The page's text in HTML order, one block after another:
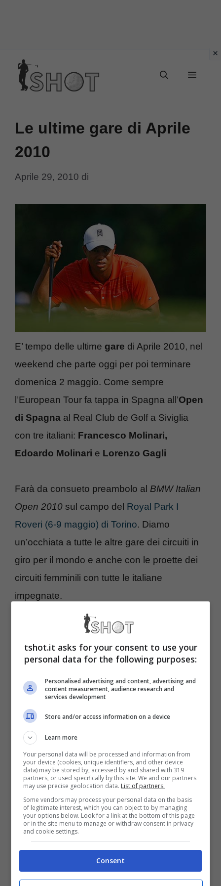
contenuto
Menu
Le ultime gare di Aprile
2010
Aprile 29, 2010 di
E’ tempo delle ultime gare di Aprile 2010, nel
weekend che parte oggi per poi terminare
domenica 2 maggio. Come sempre
l’European Tour fa tappa in Spagna all’Open
di Spagna al Real Club de Golf a Siviglia
con tre italiani: Francesco Molinari,
Edoardo Molinari e Lorenzo Gagli
Farà da consueto preambolo al BMW Italian
Open 2010 sul campo del Royal Park I
Roveri (6-9 maggio) di Torino. Diamo
un’occhiata a tutte le altre gare dei circuiti in
giro per il mondo e anche con le proette dei
circuiti femminili con tutte le italiane
impegnate.
L’Open di Spagna 2010 avrà tra i favoriti i
campioni di casa come Jimenez,Quiros,
Castano
oltre che i nostri Molinari,
KjeldseneClarke. Grande attesa per la
seconda prova diTiger Woods
con Quail Hollow Championship al Quail
Hollow Club a Charlotte nel North Carolina
con Phil Mickelson
E altrettanto atteso sarà ilTres Marias
Championship(29 aprile-2 maggio)
dell’LPGA Tour 2010 giocato al Tres Marias
CC di Morelia in Messico, doveLorena
darà addio al professionismo a soli
28 anni. Tra le italiane ecco Giulia Sergas e
tshot.it asks for your consent to use your
personal data for the following purposes:
Personalised advertising and content, advertising and
content measurement, audience research and
services development
Store and/or access information on a device
Learn more
Your personal data will be processed and information from
your device (cookies, unique identifiers, and other device
data) may be stored by, accessed by and shared with 319
partners, or used specifically by this site. We and our partners
may use precise geolocation data. List of partners.
Some vendors may process your personal data on the basis
of legitimate interest, which you can object to by managing
your options below. Look for a link at the bottom of this page
or in the site menu to manage or withdraw consent in privacy
and cookie settings.
Consent